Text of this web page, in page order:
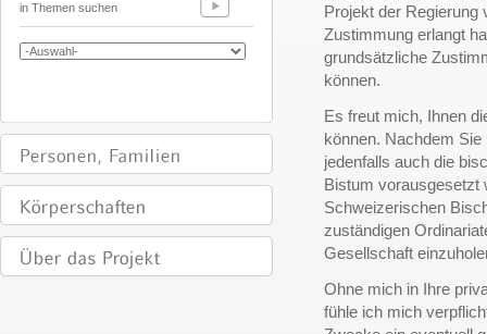
in Themen suchen
Projekt der
Zustimmung erlangt
grundsätzliche
können.
Es freut mich, Ihnen
können. Nachdem
jedenfalls auch die
Bistum vorausgesetzt
Schweizerischen
zuständigen
Gesellschaft
Ohne mich in Ihre
fühle ich mich